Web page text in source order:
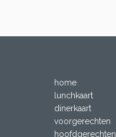
home
lunchkaart
dinerkaart
voorgerechten
hoofdgerechten